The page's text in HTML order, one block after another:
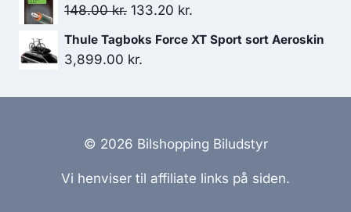
148.00kr. Den
oprindelige
148.00 kr..
133.20 kr.
aktuelle
133.20 kr..
Thule Tagboks Force XT Sport sort Aeroskin
3,899.00 kr.
© 2026 Bilshopping Biludstyr
Vi henviser til affiliate links på siden.